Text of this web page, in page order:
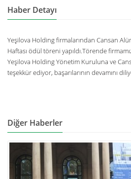
Haber Detayı
Yeşilova Holding firmalarından Cansan
Haftası ödül töreni yapıldı.Törende
Yeşilova Holding Yönetim Kuruluna ve
teşekkür ediyor, başarılarının devamını
Diğer Haberler